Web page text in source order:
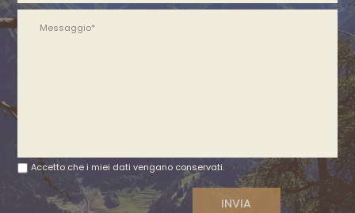
Accetto che i miei dati vengano conservati.